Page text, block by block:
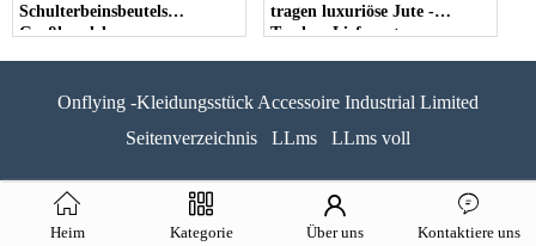
Schulterbeinsbeutels
Großhandel
tragen luxuriöse Jute -
Taschen Lieferanten
Onflying -Kleidungsstück Accessoire Industrial Limited
Seitenverzeichnis
LLms LLms voll
Heim Kategorie Über uns Kontaktiere uns